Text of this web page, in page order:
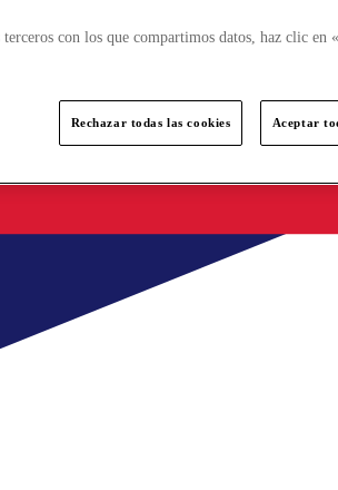
con los que compartimos datos, haz clic en
Rechazar todas las cookies Aceptar